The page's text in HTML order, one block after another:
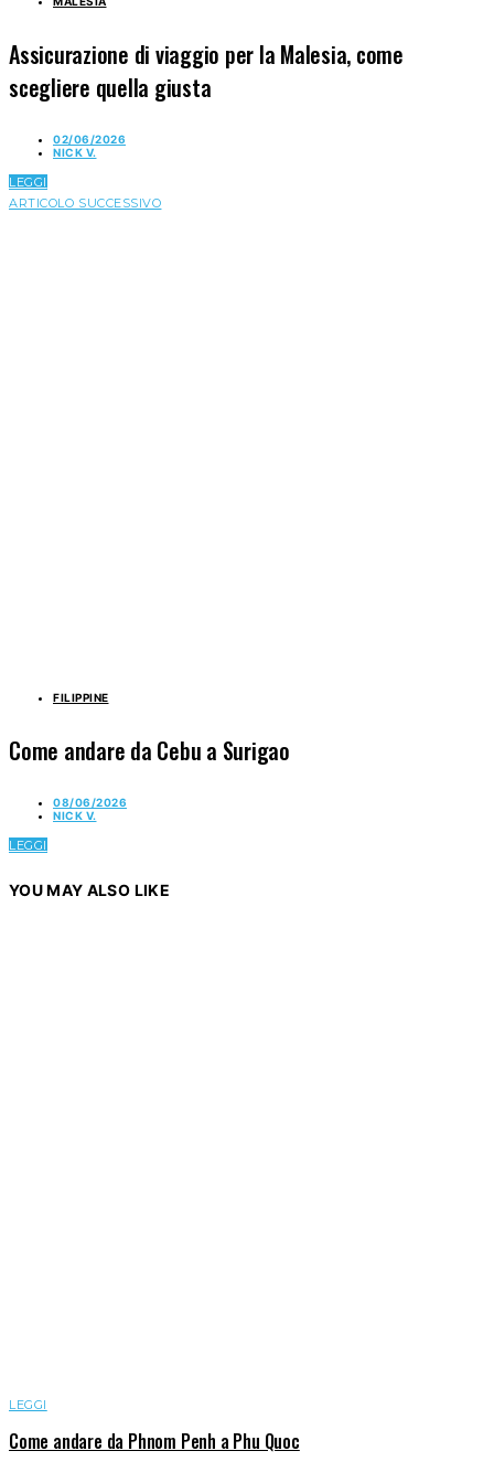
Assicurazione di viaggio per la Malesia, come
scegliere quella giusta
02/06/2026
NICK V.
LEGGI
ARTICOLO SUCCESSIVO
FILIPPINE
Come andare da Cebu a Surigao
08/06/2026
NICK V.
LEGGI
YOU MAY ALSO LIKE
LEGGI
Come andare da Phnom Penh a Phu Quoc